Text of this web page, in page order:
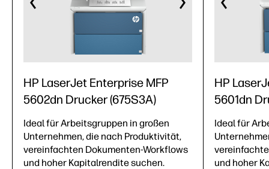
HP LaserJet Enterprise MFP
5602dn Drucker (675S3A)
Ideal für Arbeitsgruppen in großen
Unternehmen, die nach Produktivität,
vereinfachten Dokumenten-Workflows
und hoher Kapitalrendite suchen.
HP
5601dn
Ideal für
und hoher